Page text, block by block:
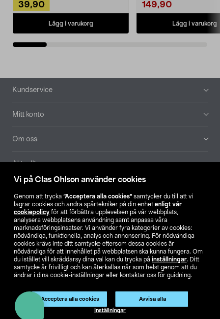
Vi på Clas Ohlson använder cookies
Genom att trycka ”Acceptera alla cookies” samtycker du till att vi
lagrar cookies och andra spårtekniker på din enhet enligt vår
cookiepolicy för att förbättra upplevelsen på vår webbplats,
analysera webbplatsens användning samt anpassa våra
marknadsföringsinsatser. Vi använder fyra kategorier av cookies:
nödvändiga, funktionella, analys och annonsering. För nödvändiga
cookies krävs inte ditt samtycke eftersom dessa cookies är
nödvändiga för att innehållet på webbplatsen ska kunna fungera. Om
du istället vill skräddarsy dina val kan du trycka på inställningar. Ditt
samtycke är frivilligt och kan återkallas när som helst genom att du
ändrar i dina cookie-inställningar eller kontaktar oss för guidning.
Acceptera alla cookies Avvisa alla
Inställningar
39,90
Lägg i varukorg
149,90
Lägg i varukorg
Sidfot
Kundservice
Mitt konto
Om oss
Aktuellt
Hitta butik
SE NO FI
Köpvillkor Privacy statement Klubbvillkor
För företag
Ändra till priser exklusive moms